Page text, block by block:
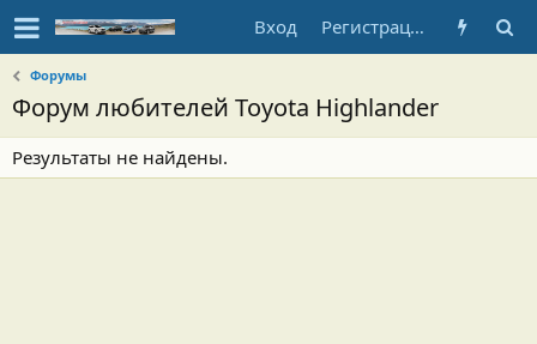
Вход Регистрация
Форумы
Форум любителей Toyota Highlander
Результаты не найдены.